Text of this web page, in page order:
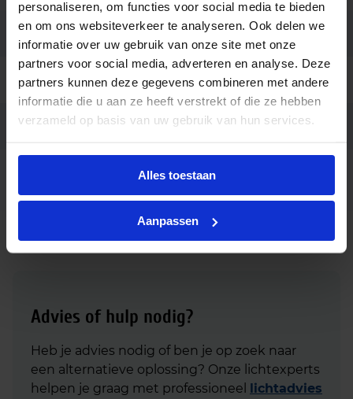
personaliseren, om functies voor social media te bieden
en om ons websiteverkeer te analyseren. Ook delen we
informatie over uw gebruik van onze site met onze
partners voor social media, adverteren en analyse. Deze
partners kunnen deze gegevens combineren met andere
informatie die u aan ze heeft verstrekt of die ze hebben
verzameld op basis van uw gebruik van hun services.
Alles toestaan
Aanpassen
Merk Ledvance
Garantie 3 jaar
Ean code 4058075821897
Ledvance DULUX LED D 9.5-26W
Advies of hulp nodig?
Heb je advies nodig of ben je op zoek naar
een alternatieve oplossing? Onze lichtexperts
helpen je graag met professioneel lichtadvies